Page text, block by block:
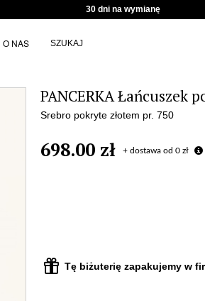
30 dni na wymianę
O NAS SZUKAJ
PANCERKA Łańcuszek
Srebro pokryte złotem pr. 750
698.00 zł + dostawa od 0 zł
Tę biżuterię zapakujemy w